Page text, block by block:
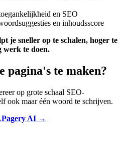
en SEO
en inhoudsscore
je sneller op te schalen, hoger te
werk te doen.
pagina's te maken?
op grote schaal SEO-
ook maar één woord te schrijven.
AI →